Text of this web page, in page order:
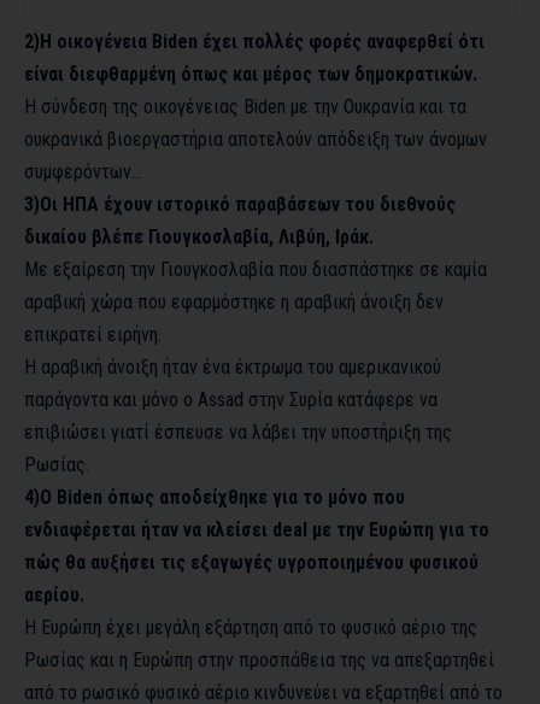
2)Η οικογένεια Biden έχει πολλές φορές αναφερθεί ότι
είναι διεφθαρμένη όπως και μέρος των δημοκρατικών.
Η σύνδεση της οικογένειας Biden με την Ουκρανία και τα
ουκρανικά βιοεργαστήρια αποτελούν απόδειξη των άνομων
συμφερόντων…
3)Οι ΗΠΑ έχουν ιστορικό παραβάσεων του διεθνούς
δικαίου βλέπε Γιουγκοσλαβία, Λιβύη, Ιράκ.
Με εξαίρεση την Γιουγκοσλαβία που διασπάστηκε σε καμία
αραβική χώρα που εφαρμόστηκε η αραβική άνοιξη δεν
επικρατεί ειρήνη.
Η αραβική άνοιξη ήταν ένα έκτρωμα του αμερικανικού
παράγοντα και μόνο ο Assad στην Συρία κατάφερε να
επιβιώσει γιατί έσπευσε να λάβει την υποστήριξη της
Ρωσίας.
4)Ο Biden όπως αποδείχθηκε για το μόνο που
ενδιαφέρεται ήταν να κλείσει deal με την Ευρώπη για το
πώς θα αυξήσει τις εξαγωγές υγροποιημένου φυσικού
αερίου.
Η Ευρώπη έχει μεγάλη εξάρτηση από το φυσικό αέριο της
Ρωσίας και η Ευρώπη στην προσπάθεια της να απεξαρτηθεί
από το ρωσικό φυσικό αέριο κινδυνεύει να εξαρτηθεί από το